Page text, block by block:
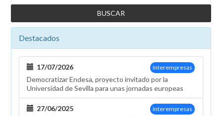
Campaña
la
de
la
Renta
2016
Destacados
Interempresas
17/07/2026
Democratizar Endesa, proyecto invitado por la
Universidad de Sevilla para unas jornadas europeas
Interempresas
27/06/2025